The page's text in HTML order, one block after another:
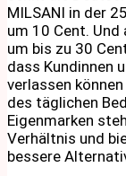
MILSANI in der
um 10 Cent.
um bis zu 30
dass Kundinnen
verlassen
des täglichen
Eigenmarken
Verhältnis und
bessere